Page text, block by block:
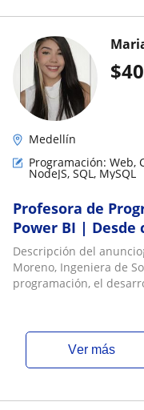
$
Medellín
Programación: Web,
NodeJS, SQL, MySQL
Profesora de
Power BI |
Descripción del
Moreno, Ingeniera de
programación, el
ver más